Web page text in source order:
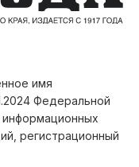
имя
Федеральной
регистрационный